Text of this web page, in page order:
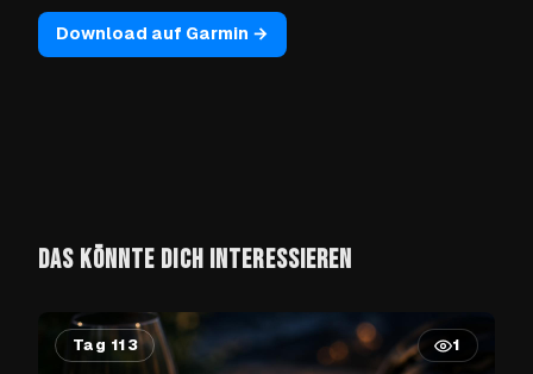
Download auf Garmin →
DAS KÖNNTE DICH INTERESSIEREN
Tag 113 1